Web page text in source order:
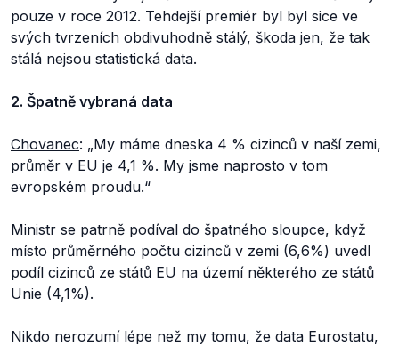
pouze v roce 2012. Tehdejší premiér byl byl sice ve
svých tvrzeních obdivuhodně stálý, škoda jen, že tak
stálá nejsou statistická data.
2. Špatně vybraná data
Chovanec: „My máme dneska 4 % cizinců v naší zemi,
průměr v EU je 4,1 %. My jsme naprosto v tom
evropském proudu.“
Ministr se patrně podíval do špatného sloupce, když
místo průměrného počtu cizinců v zemi (6,6%) uvedl
podíl cizinců ze států EU na území některého ze států
Unie (4,1%).
Nikdo nerozumí lépe než my tomu, že data Eurostatu,